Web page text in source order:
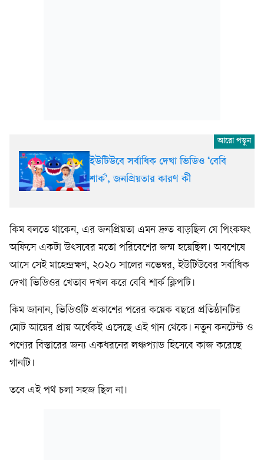
ইউটিউবে সর্বাধিক দেখা ভিডিও ‘বেবি
শার্ক’, জনপ্রিয়তার কারণ কী
কিম বলতে থাকেন, এর জনপ্রিয়তা এমন দ্রুত বাড়ছিল যে পিংকফং
অফিসে একটা উৎসবের মতো পরিবেশের জন্ম হয়েছিল। অবশেষে
আসে সেই মাহেন্দ্রক্ষণ, ২০২০ সালের নভেম্বর, ইউটিউবের সর্বাধিক
দেখা ভিডিওর খেতাব দখল করে বেবি শার্ক ক্লিপটি।
কিম জানান, ভিডিওটি প্রকাশের পরের কয়েক বছরে প্রতিষ্ঠানটির
মোট আয়ের প্রায় অর্ধেকই এসেছে এই গান থেকে। নতুন কনটেন্ট ও
পণ্যের বিস্তারের জন্য একধরনের লঞ্চপ্যাড হিসেবে কাজ করেছে
গানটি।
তবে এই পথ চলা সহজ ছিল না।